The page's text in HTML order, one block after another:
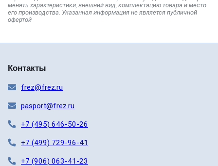
менять характеристики, внешний вид, комплектацию товара и место
его производства. Указанная информация не является публичной
офертой
Контакты
frez@frez.ru
pasport@frez.ru
+7 (495) 646-50-26
+7 (499) 729-96-41
+7 (906) 063-41-23